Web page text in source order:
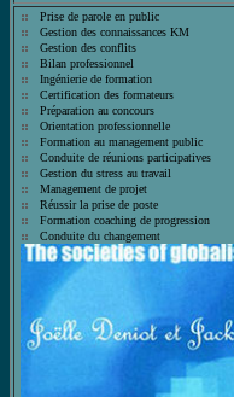
Prise de parole en public
Gestion des connaissances KM
Gestion des conflits
Bilan professionnel
Ingénierie de formation
Certification des formateurs
Préparation au concours
Orientation professionnelle
Formation au management public
Conduite de réunions participatives
Gestion du stress au travail
Management de projet
Réussir la prise de poste
Formation coaching de progression
Conduite du changement